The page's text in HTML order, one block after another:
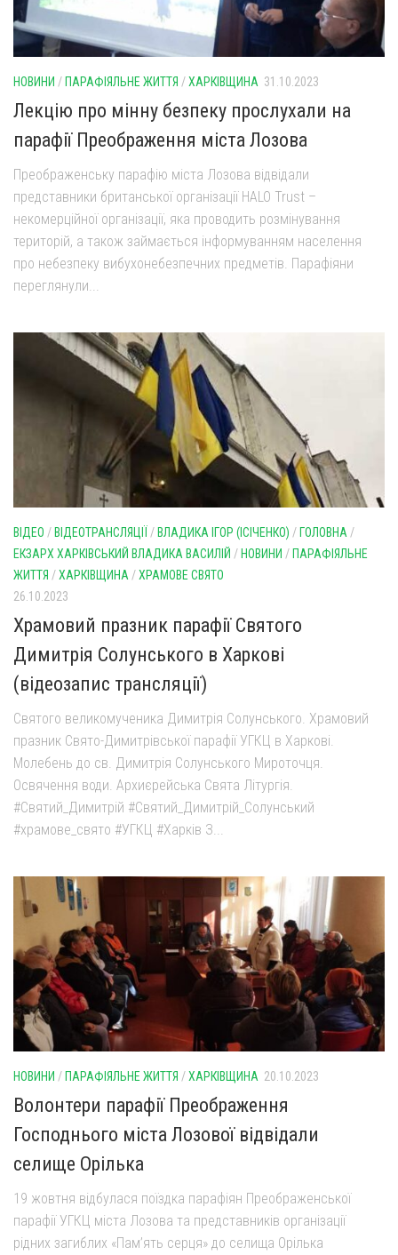
НОВИНИ / ПАРАФІЯЛЬНЕ ЖИТТЯ /ХАРКІВЩИНА 31.10.2023
Лекцію про мінну безпеку прослухали на
парафії Преображення міста Лозова
Преображенську парафію міста Лозова відвідали
представники британської організації HALO Trust –
некомерційної організації, яка проводить розмінування
територій, а також займається інформуванням населення
про небезпеку вибухонебезпечних предметів. Парафіяни
переглянули...
ВІДЕО / ВІДЕОТРАНСЛЯЦІЇ / ВЛАДИКА ІГОР (ІСІЧЕНКО) / ГОЛОВНА /
ЕКЗАРХ ХАРКІВСЬКИЙ ВЛАДИКА ВАСИЛІЙ / НОВИНИ / ПАРАФІЯЛЬНЕ
ЖИТТЯ /ХАРКІВЩИНА /ХРАМОВЕ СВЯТО
26.10.2023
Храмовий празник парафії Святого
Димитрія Солунського в Харкові
(відеозапис трансляції)
Святого великомученика Димитрія Солунського. Храмовий
празник Свято-Димитрівської парафії УГКЦ в Харкові.
Молебень до св. Димитрія Солунського Мироточця.
Освячення води. Архиєрейська Свята Літургія.
#Святий_Димитрій #Святий_Димитрій_Солунський
#храмове_свято #УГКЦ #Харків З...
НОВИНИ / ПАРАФІЯЛЬНЕ ЖИТТЯ /ХАРКІВЩИНА 20.10.2023
Волонтери парафії Преображення
Господнього міста Лозової відвідали
селище Орілька
19 жовтня відбулася поїздка парафіян Преображенської
парафії УГКЦ міста Лозова та представників організації
рідних загиблих «Пам’ять серця» до селища Орілька